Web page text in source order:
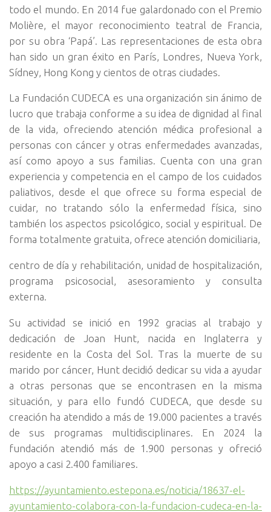
todo el mundo. En 2014 fue galardonado con el Premio
Molière, el mayor reconocimiento teatral de Francia,
por su obra ‘Papá’. Las representaciones de esta obra
han sido un gran éxito en París, Londres, Nueva York,
Sídney, Hong Kong y cientos de otras ciudades.
La Fundación CUDECA es una organización sin ánimo de
lucro que trabaja conforme a su idea de dignidad al final
de la vida, ofreciendo atención médica profesional a
personas con cáncer y otras enfermedades avanzadas,
así como apoyo a sus familias. Cuenta con una gran
experiencia y competencia en el campo de los cuidados
paliativos, desde el que ofrece su forma especial de
cuidar, no tratando sólo la enfermedad física, sino
también los aspectos psicológico, social y espiritual. De
forma totalmente gratuita, ofrece atención domiciliaria,
centro de día y rehabilitación, unidad de hospitalización,
programa psicosocial, asesoramiento y consulta
externa.
Su actividad se inició en 1992 gracias al trabajo y
dedicación de Joan Hunt, nacida en Inglaterra y
residente en la Costa del Sol. Tras la muerte de su
marido por cáncer, Hunt decidió dedicar su vida a ayudar
a otras personas que se encontrasen en la misma
situación, y para ello fundó CUDECA, que desde su
creación ha atendido a más de 19.000 pacientes a través
de sus programas multidisciplinares. En 2024 la
fundación atendió más de 1.900 personas y ofreció
apoyo a casi 2.400 familiares.
https://ayuntamiento.estepona.es/noticia/18637-el-
ayuntamiento-colabora-con-la-fundacion-cudeca-en-la-